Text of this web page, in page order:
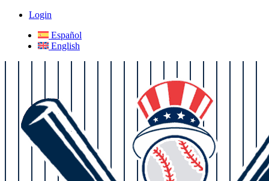
Login
Español
English